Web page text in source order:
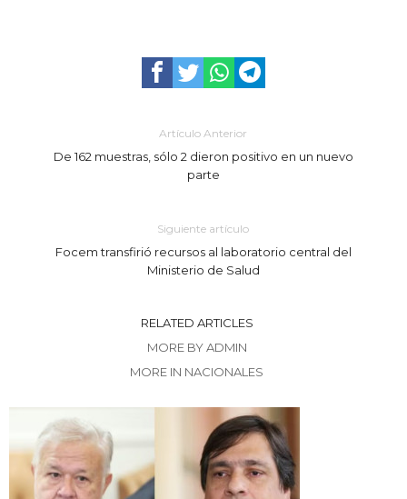
Artículo Anterior
De 162 muestras, sólo 2 dieron positivo en un nuevo
parte
Siguiente artículo
Focem transfirió recursos al laboratorio central del
Ministerio de Salud
RELATED ARTICLES
MORE BY ADMIN
MORE IN NACIONALES